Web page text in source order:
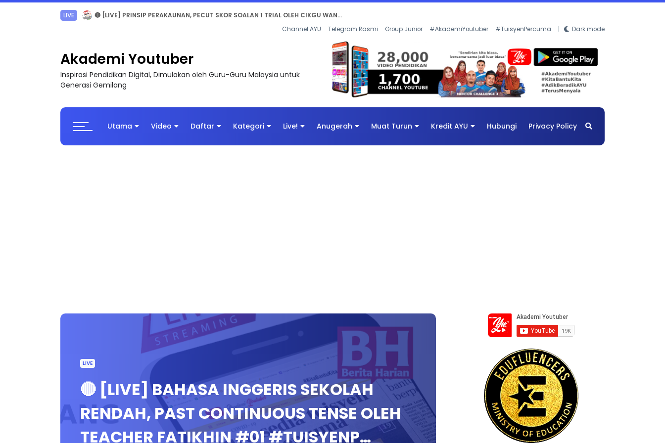
TRANSFORMASI DIGITAL GURU SIRI 7 : PAHLAWAN DIGITAL PENYELAMAT DUNIA
Channel AYU Telegram Rasmi Group Junior #AkademiYoutuber #TuisyenPercuma Dark mode
Akademi Youtuber
Inspirasi Pendidikan Digital, Dimulakan oleh Guru-Guru Malaysia untuk
Generasi Gemilang
Utama Video Daftar Kategori Live! Anugerah Muat Turun Kredit AYU Hubungi Privacy Policy
LIVE
🔴 [LIVE] BAHASA INGGERIS SEKOLAH
RENDAH, PAST CONTINUOUS TENSE OLEH
TEACHER FATIKHIN #01 #TUISYENP…